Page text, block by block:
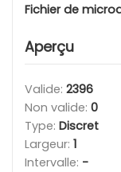
Fichier de
Aperçu
Valide: 2396
Non valide: 0
Type: Discret
Largeur: 1
Intervalle: -